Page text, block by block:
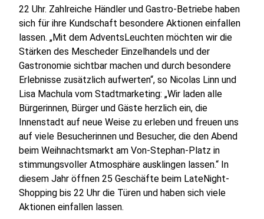
22 Uhr. Zahlreiche Händler und Gastro-Betriebe haben
sich für ihre Kundschaft besondere Aktionen einfallen
lassen. „Mit dem AdventsLeuchten möchten wir die
Stärken des Mescheder Einzelhandels und der
Gastronomie sichtbar machen und durch besondere
Erlebnisse zusätzlich aufwerten“, so Nicolas Linn und
Lisa Machula vom Stadtmarketing: „Wir laden alle
Bürgerinnen, Bürger und Gäste herzlich ein, die
Innenstadt auf neue Weise zu erleben und freuen uns
auf viele Besucherinnen und Besucher, die den Abend
beim Weihnachtsmarkt am Von-Stephan-Platz in
stimmungsvoller Atmosphäre ausklingen lassen.“ In
diesem Jahr öffnen 25 Geschäfte beim LateNight-
Shopping bis 22 Uhr die Türen und haben sich viele
Aktionen einfallen lassen.